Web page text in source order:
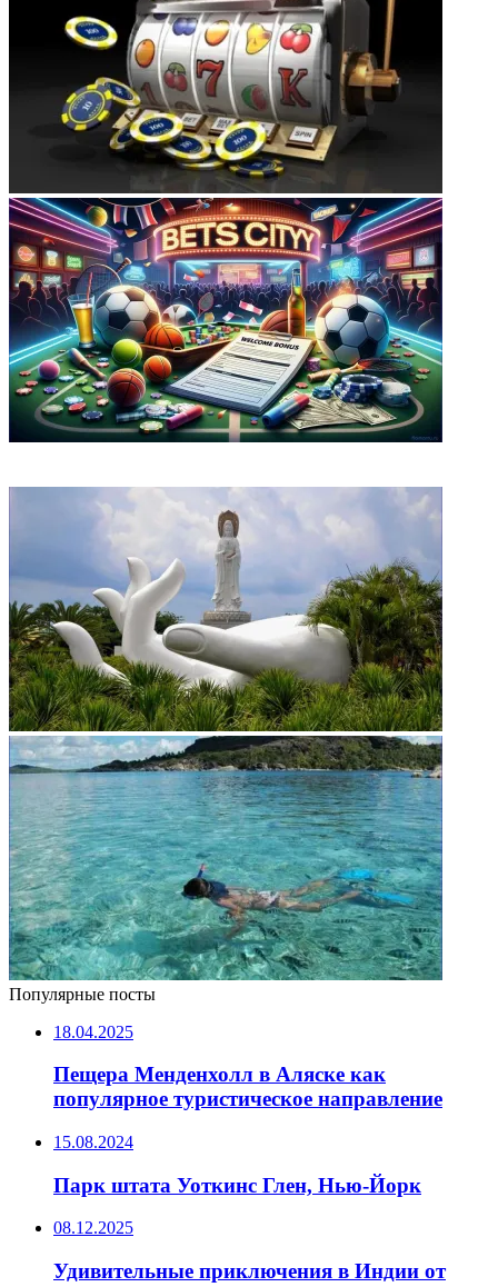
Популярные посты
18.04.2025
Пещера Менденхолл в Аляске как
популярное туристическое направление
15.08.2024
Парк штата Уоткинс Глен, Нью-Йорк
08.12.2025
Удивительные приключения в Индии от